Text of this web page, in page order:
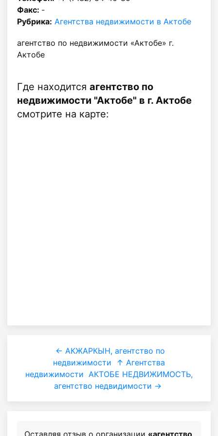
Факс: -
Рубрика: Агентства недвижимости в Актобе
агентство по недвижимости «Актобе» г.
Актобе
Где находится агентство по
недвижимости "Актобе" в г. Актобе
смотрите на карте:
← АКЖАРКЫН, агентство по
недвижимости
↑ Агентства
недвижимости АКТОБЕ НЕДВИЖИМОСТЬ,
агентство недвидимости →
Оставляя отзыв о организации «агентство